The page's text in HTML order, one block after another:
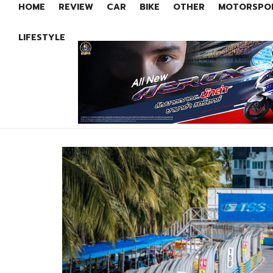
HOME REVIEW CAR BIKE OTHER
LIFESTYLE